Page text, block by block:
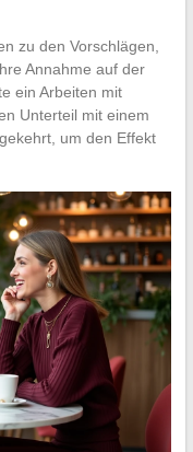
zu den Vorschlägen,
Annahme auf der
ein Arbeiten mit
Unterteil mit einem
um den Effekt